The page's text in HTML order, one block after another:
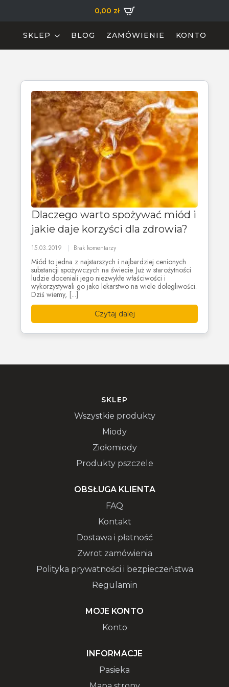
0,00 zł
SKLEP BLOG ZAMÓWIENIE KONTO
Dlaczego warto spożywać miód i
jakie daje korzyści dla zdrowia?
15.03.2019 Brak komentarzy
Miód to jedna z najstarszych i najbardziej cenionych
substancji spożywczych na świecie. Już w starożytności
ludzie doceniali jego niezwykłe właściwości i
wykorzystywali go jako lekarstwo na wiele dolegliwości.
Dziś wiemy, [...]
Czytaj dalej
SKLEP
Wszystkie produkty
Miody
Ziołomiody
Produkty pszczele
OBSŁUGA KLIENTA
FAQ
Kontakt
Dostawa i płatność
Zwrot zamówienia
Polityka prywatności i bezpieczeństwa
Regulamin
MOJE KONTO
Konto
INFORMACJE
Pasieka